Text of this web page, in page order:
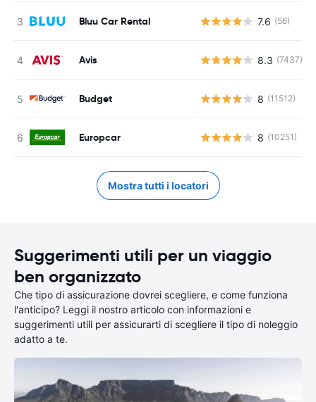
Bluu Car Rental 7.6 (56)
Avis 8.3 (7437)
Budget 8 (11512)
Europcar 8 (10251)
Mostra tutti i locatori
Suggerimenti utili per un viaggio
ben organizzato
Che tipo di assicurazione dovrei scegliere, e come funziona
l'anticipo? Leggi il nostro articolo con informazioni e
suggerimenti utili per assicurarti di scegliere il tipo di noleggio
adatto a te.